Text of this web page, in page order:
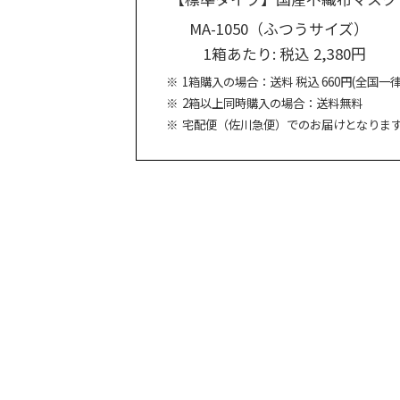
MA-1050（ふつうサイズ）
1箱あたり: 税込 2,380円
1箱購入の場合：送料 税込 660円(全国一
2箱以上同時購入の場合：送料無料
宅配便（佐川急便）でのお届けとなりま